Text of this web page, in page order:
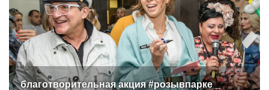
благотворительная акция #розывпарке _